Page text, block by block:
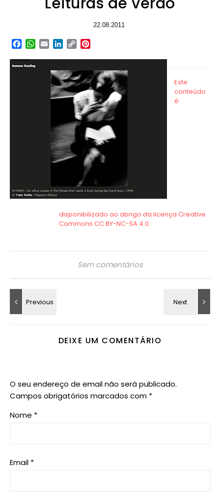
22.08.2011
Facebook
WhatsApp
EmailLinkedIn
Copy
Sem comentários
DEIXE UM COMENTÁRIO
O seu endereço de email não será publicado.
Campos obrigatórios marcados com *
Nome *
Email *